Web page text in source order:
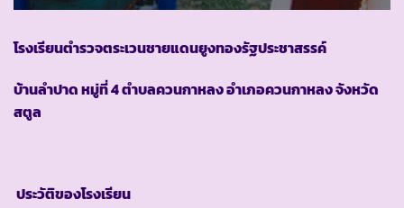
โรงเรียนตำรวจตระเวนชายแดนยูงทองรัฐประชาสรรค์
บ้านลำปาด หมู่ที่ 4 ตำบลควนกาหลง อำเภอควนกาหลง จังหวัด
สตูล
ประวัติของโรงเรียน